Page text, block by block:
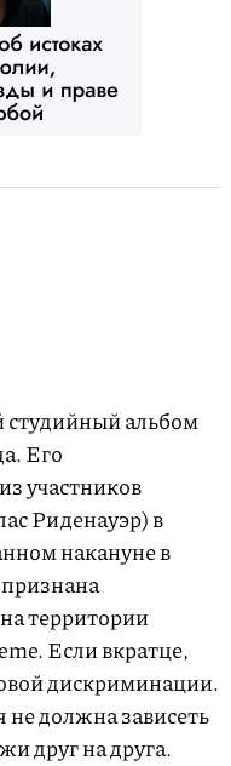
студийный альбом
Его
участников
Риденауэр) в
накануне в
территории
Если вкратце,
дискриминации.
должна зависеть
друг на друга.